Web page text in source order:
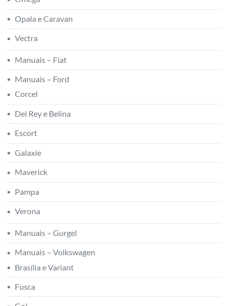
Opala e Caravan
Vectra
Manuais – Fiat
Manuais – Ford
Corcel
Del Rey e Belina
Escort
Galaxie
Maverick
Pampa
Verona
Manuais – Gurgel
Manuais – Volkswagen
Brasília e Variant
Fusca